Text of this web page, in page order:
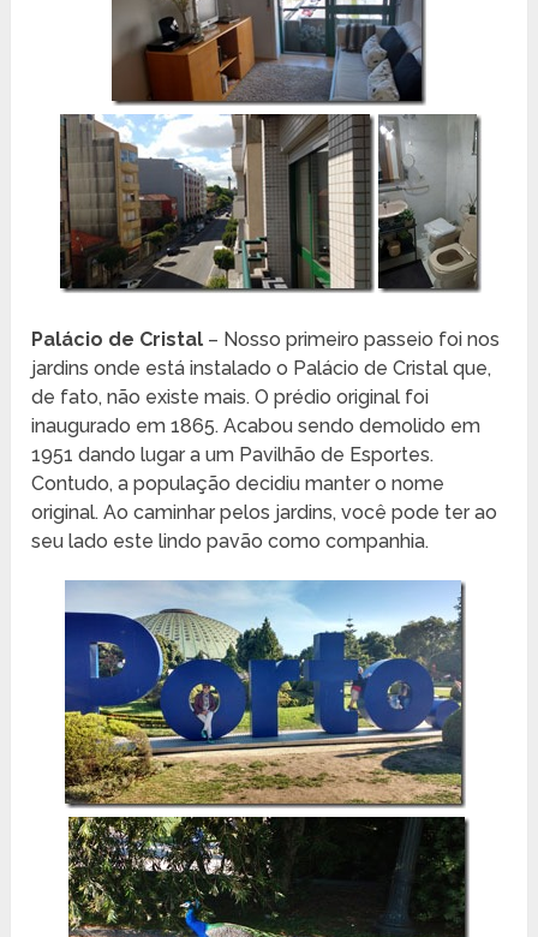
Palácio de Cristal – Nosso primeiro passeio foi nos
jardins onde está instalado o Palácio de Cristal que,
de fato, não existe mais. O prédio original foi
inaugurado em 1865. Acabou sendo demolido em
1951 dando lugar a um Pavilhão de Esportes.
Contudo, a população decidiu manter o nome
original. Ao caminhar pelos jardins, você pode ter ao
seu lado este lindo pavão como companhia.